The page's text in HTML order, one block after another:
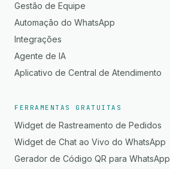
Gestão de Equipe
Automação do WhatsApp
Integrações
Agente de IA
Aplicativo de Central de Atendimento
FERRAMENTAS GRATUITAS
Widget de Rastreamento de Pedidos
Widget de Chat ao Vivo do WhatsApp
Gerador de Código QR para WhatsApp